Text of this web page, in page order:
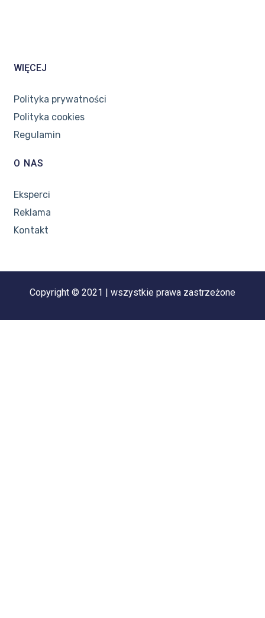
WIĘCEJ
Polityka prywatności
Polityka cookies
Regulamin
O NAS
Eksperci
Reklama
Kontakt
Copyright © 2021 | wszystkie prawa zastrzeżone